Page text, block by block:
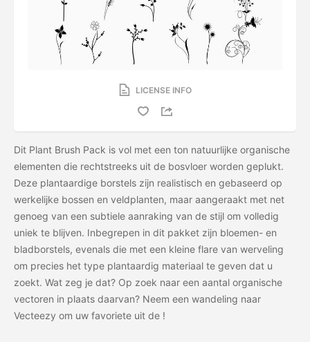
LICENSE INFO
Dit Plant Brush Pack is vol met een ton natuurlijke organische
elementen die rechtstreeks uit de bosvloer worden geplukt.
Deze plantaardige borstels zijn realistisch en gebaseerd op
werkelijke bossen en veldplanten, maar aangeraakt met net
genoeg van een subtiele aanraking van de stijl om volledig
uniek te blijven. Inbegrepen in dit pakket zijn bloemen- en
bladborstels, evenals die met een kleine flare van werveling
om precies het type plantaardig materiaal te geven dat u
zoekt. Wat zeg je dat? Op zoek naar een aantal organische
vectoren in plaats daarvan? Neem een ​​wandeling naar
Vecteezy om uw favoriete uit de !